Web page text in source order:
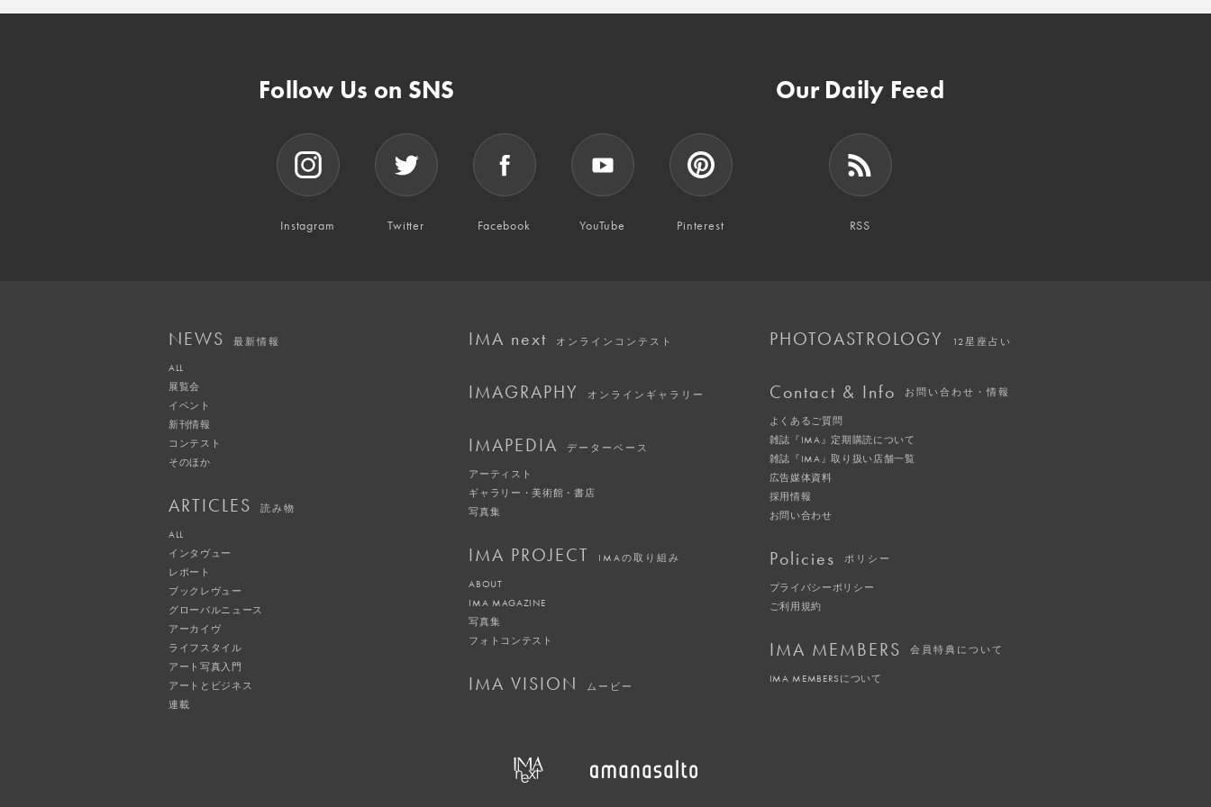
Follow Us on SNS
Instagram Twitter Facebook YouTube Pinterest
Our Daily Feed
RSS
NEWS 最新情報
ALL
展覧会
イベント
新刊情報
コンテスト
そのほか
ARTICLES 読み物
ALL
インタヴュー
レポート
ブックレヴュー
グローバルニュース
アーカイヴ
ライフスタイル
アート写真入門
アートとビジネス
連載
IMA next オンラインコンテスト
IMAGRAPHY オンラインギャラリー
IMAPEDIA データーベース
アーティスト
ギャラリー・美術館・書店
写真集
IMA PROJECT IMAの取り組み
ABOUT
IMA MAGAZINE
写真集
フォトコンテスト
IMA VISION ムービー
PHOTOASTROLOGY 12星座占い
Contact & Info お問い合わせ・情報
よくあるご質問
雑誌『IMA』定期購読について
雑誌『IMA』取り扱い店舗一覧
広告媒体資料
採用情報
お問い合わせ
Policies ポリシー
プライバシーポリシー
ご利用規約
IMA MEMBERS 会員特典について
IMA MEMBERSについて